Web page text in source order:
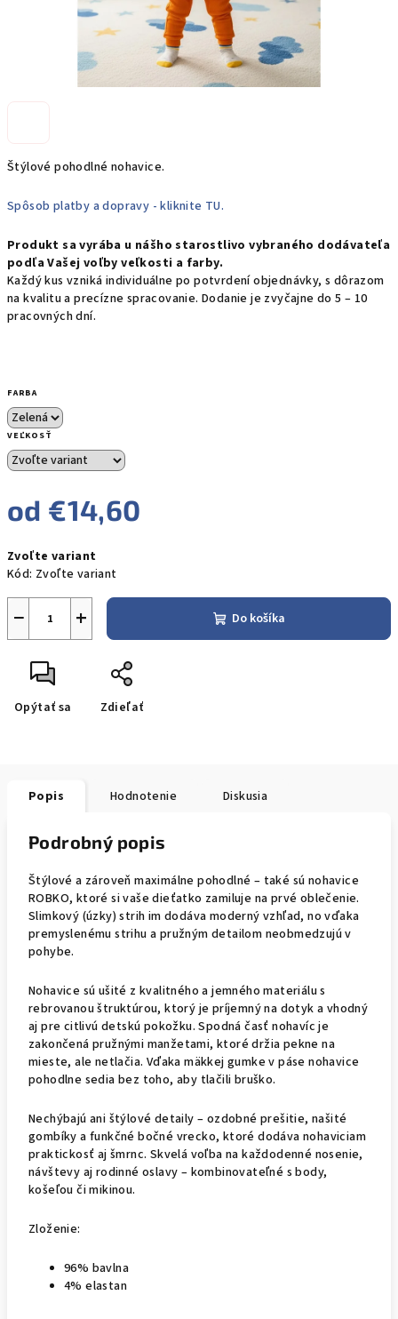
Štýlové pohodlné nohavice.
Spôsob platby a dopravy - kliknite TU.
Produkt sa vyrába u nášho starostlivo vybraného dodávateľa
podľa Vašej voľby veľkosti a farby.
Každý kus vzniká individuálne po potvrdení objednávky, s dôrazom
na kvalitu a precízne spracovanie. Dodanie je zvyčajne do 5 – 10
pracovných dní.
FARBA
VEĽKOSŤ
od €14,60
cena:
Zvoľte variant
Kód: Zvoľte variant
+
− Do košíka
Opýtať sa Zdieľať
Popis Hodnotenie Diskusia
Podrobný popis
Štýlové a zároveň maximálne pohodlné – také sú nohavice
ROBKO, ktoré si vaše dieťatko zamiluje na prvé oblečenie.
Slimkový (úzky) strih im dodáva moderný vzhľad, no vďaka
premyslenému strihu a pružným detailom neobmedzujú v
pohybe.
Nohavice sú ušité z kvalitného a jemného materiálu s
rebrovanou štruktúrou, ktorý je príjemný na dotyk a vhodný
aj pre citlivú detskú pokožku. Spodná časť nohavíc je
zakončená pružnými manžetami, ktoré držia pekne na
mieste, ale netlačia. Vďaka mäkkej gumke v páse nohavice
pohodlne sedia bez toho, aby tlačili bruško.
Nechýbajú ani štýlové detaily – ozdobné prešitie, našité
gombíky a funkčné bočné vrecko, ktoré dodáva nohaviciam
praktickosť aj šmrnc. Skvelá voľba na každodenné nosenie,
návštevy aj rodinné oslavy – kombinovateľné s body,
košeľou či mikinou.
Zloženie:
96% bavlna
4% elastan